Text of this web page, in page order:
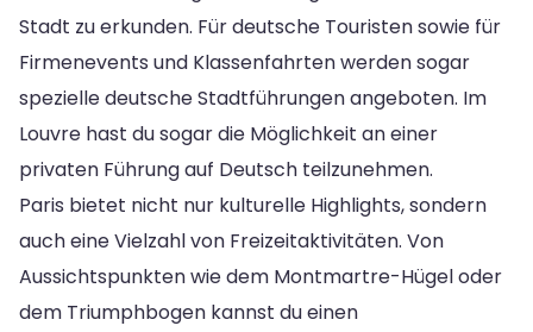
Stadt zu erkunden. Für deutsche Touristen sowie für
Firmenevents und Klassenfahrten werden sogar
spezielle deutsche Stadtführungen angeboten. Im
Louvre hast du sogar die Möglichkeit an einer
privaten Führung auf Deutsch teilzunehmen.
Paris bietet nicht nur kulturelle Highlights, sondern
auch eine Vielzahl von Freizeitaktivitäten. Von
Aussichtspunkten wie dem Montmartre-Hügel oder
dem Triumphbogen kannst du einen